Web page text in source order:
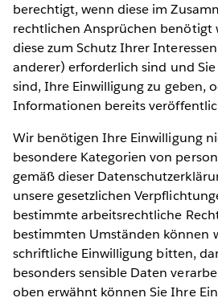
berechtigt, wenn diese im
rechtlichen Ansprüchen benötigt
diese zum Schutz Ihrer
anderer) erforderlich sind und
sind, Ihre Einwilligung zu geben,
Informationen bereits
Wir benötigen Ihre Einwilligung
besondere Kategorien von
gemäß dieser
unsere gesetzlichen
bestimmte arbeitsrechtliche
bestimmten Umständen können
schriftliche Einwilligung bitten,
besonders sensible Daten
oben erwähnt können Sie Ihre